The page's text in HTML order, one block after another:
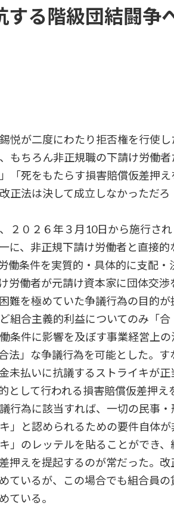
る階級団結闘争
悦が二度にわたり拒否権を行使し
もちろん非正規職の下請け労働者
「死をもたらす損害賠償仮差押え
正法は決して成立しなかっただろ
２０２６年３月10日から施行され
に、非正規下請け労働者と直接的
働条件を実質的・具体的に支配・
労働者が元請け資本家に団体交渉
難を極めていた争議行為の目的が
組合主義的利益についてのみ「合
条件に影響を及ぼす事業経営上の
法」な争議行為を可能とした。す
未払いに抗議するストライキが正
として行われる損害賠償仮差押え
行為に該当すれば、一切の民事・
」と認められるための要件自体が
」のレッテルを貼ることができ、
押えを提起するのが常だった。改
ているが、この場合でも組合員の
ている。